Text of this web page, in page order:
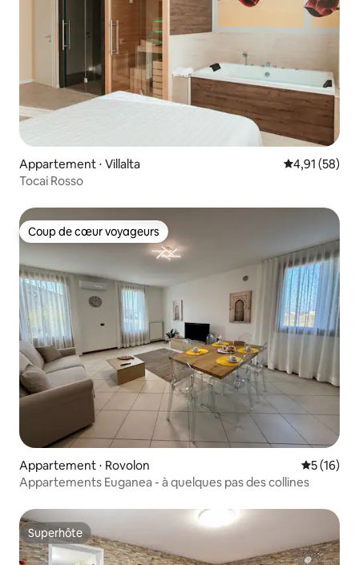
Appartement ⋅ Villalta Évaluation
4,91 (58)
Tocai Rosso
Coup de cœur voyageurs
Coup de cœur voyageurs
Appartement ⋅ Rovolon
5 (16)
Appartements Euganea - à quelques pas des collines
Superhôte
Superhôte